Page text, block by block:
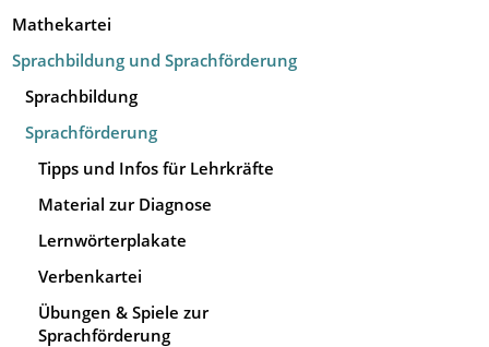
Mathekartei
Sprachbildung und Sprachförderung
Sprachbildung
Sprachförderung
Tipps und Infos für Lehrkräfte
Material zur Diagnose
Lernwörterplakate
Verbenkartei
Übungen & Spiele zur
Sprachförderung